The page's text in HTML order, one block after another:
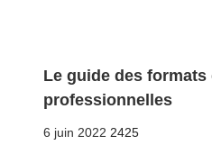
Le guide des formats
professionnelles
Posted
6 juin 2022 2425